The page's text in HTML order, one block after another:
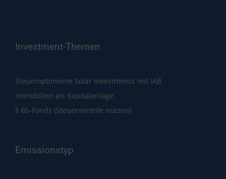
Investment-Themen
Steueroptimierte Solar Investments mit IAB
Immobilien als Kapitalanlage
§ 6b-Fonds (Steuervorteile nutzen)
Emissionstyp